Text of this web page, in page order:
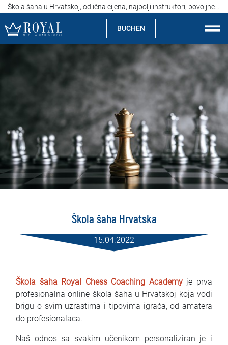
BUCHEN
Spezialitäten
Standorte
Auto Mieten
Mietbedingungen
Blog
Kontakt
MАКЕДОНСКИ
Škola šaha Hrvatska
15.04.2022
Škola šaha Royal Chess Coaching Academyje prva
profesionalna online škola šaha u Hrvatskoj koja vodi
brigu o svim uzrastima i tipovima igrača, od amatera
do profesionalaca.
Naš odnos sa svakim učenikom personaliziran je i